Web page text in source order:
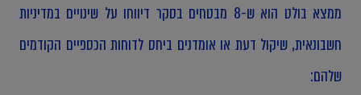
ממצא בולט הוא ש-8 מבטחים בסקר דיווחו על שינויים במדיניות
חשבונאית, שיקול דעת או אומדנים ביחס לדוחות הכספיים הקודמים
שלהם: